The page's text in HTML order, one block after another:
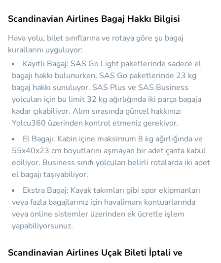
Scandinavian Airlines Bagaj Hakkı Bilgisi
Hava yolu, bilet sınıflarına ve rotaya göre şu bagaj
kurallarını uyguluyor:
Kayıtlı Bagaj: SAS Go Light paketlerinde sadece el
bagajı hakkı bulunurken, SAS Go paketlerinde 23 kg
bagaj hakkı sunuluyor. SAS Plus ve SAS Business
yolcuları için bu limit 32 kg ağırlığında iki parça bagaja
kadar çıkabiliyor. Alım sırasında güncel hakkınızı
Yolcu360 üzerinden kontrol etmeniz gerekiyor.
El Bagajı: Kabin içine maksimum 8 kg ağırlığında ve
55x40x23 cm boyutlarını aşmayan bir adet çanta kabul
ediliyor. Business sınıfı yolcuları belirli rotalarda iki adet
el bagajı taşıyabiliyor.
Ekstra Bagaj: Kayak takımları gibi spor ekipmanları
veya fazla bagajlarınız için havalimanı kontuarlarında
veya online sistemler üzerinden ek ücretle işlem
yapabiliyorsunuz.
Scandinavian Airlines Uçak Bileti İptali ve